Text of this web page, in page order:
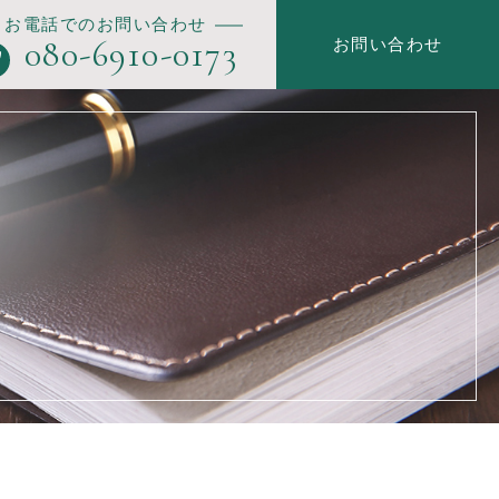
お電話でのお問い合わせ
080-6910-0173 お問い合わせ